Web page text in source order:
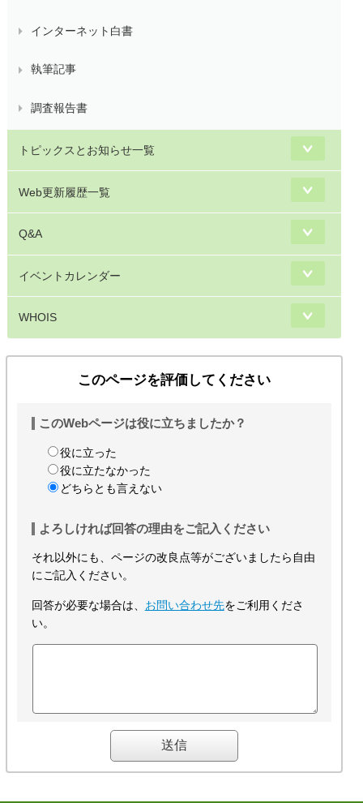
インターネット白書
執筆記事
調査報告書
トピックスとお知らせ一覧
Web更新履歴一覧
Q&A
イベントカレンダー
WHOIS
このページを評価してください
このWebページは役に立ちましたか？
役に立った
役に立たなかった
どちらとも言えない
よろしければ回答の理由をご記入ください
それ以外にも、ページの改良点等がございましたら自由
にご記入ください。
回答が必要な場合は、 お問い合わせ先をご利用くださ
い。